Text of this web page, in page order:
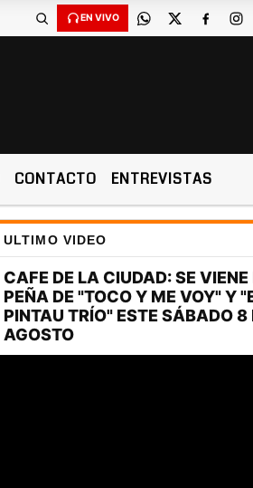
EN VIVO
CONTACTO ENTREVISTAS
ULTIMO VIDEO